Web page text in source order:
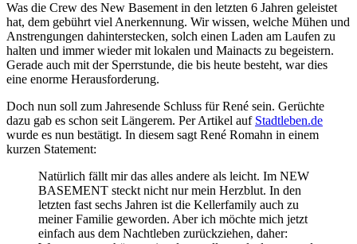
Was die Crew des New Basement in den letzten 6 Jahren geleistet
hat, dem gebührt viel Anerkennung. Wir wissen, welche Mühen und
Anstrengungen dahinterstecken, solch einen Laden am Laufen zu
halten und immer wieder mit lokalen und Mainacts zu begeistern.
Gerade auch mit der Sperrstunde, die bis heute besteht, war dies
eine enorme Herausforderung.
Doch nun soll zum Jahresende Schluss für René sein. Gerüchte
dazu gab es schon seit Längerem. Per Artikel auf Stadtleben.de
wurde es nun bestätigt. In diesem sagt René Romahn in einem
kurzen Statement:
Natürlich fällt mir das alles andere als leicht. Im NEW
BASEMENT steckt nicht nur mein Herzblut. In den
letzten fast sechs Jahren ist die Kellerfamily auch zu
meiner Familie geworden. Aber ich möchte mich jetzt
einfach aus dem Nachtleben zurückziehen, daher: